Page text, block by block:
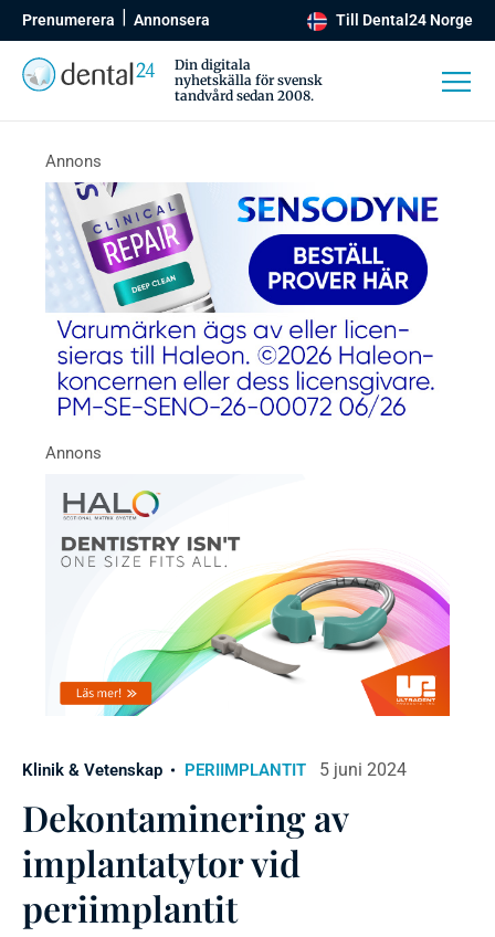
Prenumerera Annonsera Till Dental24 Norge
Din digitala
nyhetskälla för svensk
tandvård sedan 2008.
Klinik & Vetenskap PERIIMPLANTIT 5 juni 2024
Dekontaminering av
implantatytor vid
periimplantit